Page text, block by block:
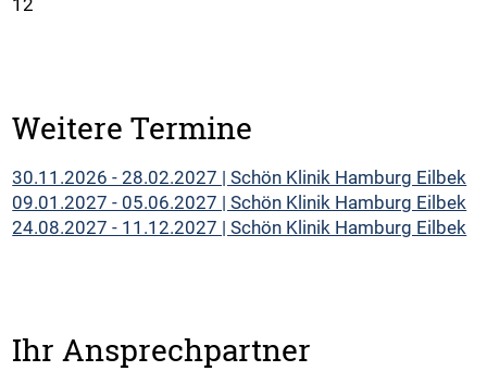
12
Weitere Termine
30.11.2026 - 28.02.2027 | Schön Klinik Hamburg Eilbek
09.01.2027 - 05.06.2027 | Schön Klinik Hamburg Eilbek
24.08.2027 - 11.12.2027 | Schön Klinik Hamburg Eilbek
Ihr Ansprechpartner